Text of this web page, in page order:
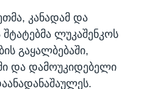
კანადამ და
ლუკაშენკოს
გაყალბებაში,
და დამოუკიდებელი